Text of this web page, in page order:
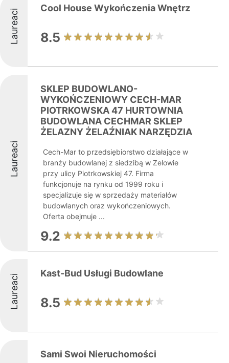
Laureaci Cool House Wykończenia Wnętrz
8.5
Laureaci
SKLEP BUDOWLANO-
WYKOŃCZENIOWY CECH-MAR
PIOTRKOWSKA 47 HURTOWNIA
BUDOWLANA CECHMAR SKLEP
ŻELAZNY ŻELAŹNIAK NARZĘDZIA
Cech-Mar to przedsiębiorstwo działające w
branży budowlanej z siedzibą w Zelowie
przy ulicy Piotrkowskiej 47. Firma
funkcjonuje na rynku od 1999 roku i
specjalizuje się w sprzedaży materiałów
budowlanych oraz wykończeniowych.
Oferta obejmuje ...
9.2
Laureaci Kast-Bud Usługi Budowlane
8.5
Sami Swoi Nieruchomości